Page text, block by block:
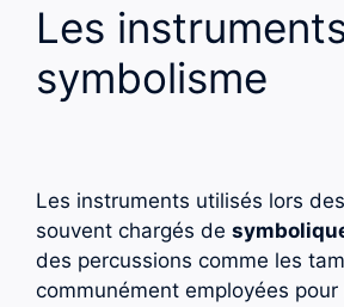
Les
symbolisme
Les instruments utilisés lors
souvent chargés de
des percussions comme les
communément employées